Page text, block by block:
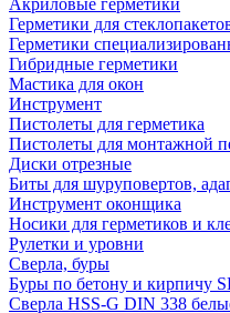
Акриловые герметики
Герметики для
Герметики
Гибридные герметики
Мастика для окон
Инструмент
Пистолеты для герметика
Пистолеты для монтажной
Диски отрезные
Биты для шуруповертов,
Инструмент оконщика
Носики для герметиков и
Рулетки и уровни
Сверла, буры
Буры по бетону и кирпичу
Сверла HSS-G DIN 338